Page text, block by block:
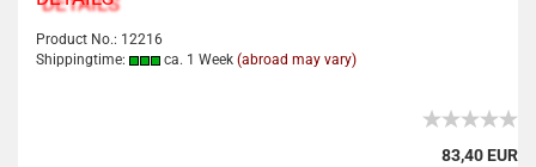
Product No.: 12216
Shippingtime:
ca. 1 Week (abroad may vary)
83,40 EUR